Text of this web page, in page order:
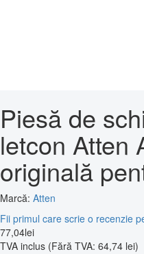
Piesă de
letcon Atten
originală
Marcă: Atten
Fii primul care scrie o recenzie
77,04lei
TVA inclus (Fără TVA: 64,74 lei)